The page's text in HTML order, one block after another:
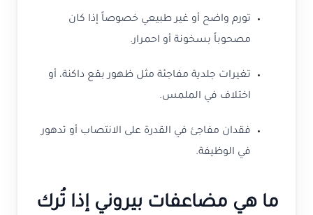
تورم واضح أو غير طبيعي خصوصاً إذا كان
مصحوباً بسخونة أو احمرار.
تغيرات جلدية مفاجئة مثل ظهور بقع داكنة، أو
اختلاف في الملمس.
فقدان مفاجئ في القدرة على الانتصاب أو تدهور
في الوظيفة.
ما هي مضاعفات بيروني إذا تُرك